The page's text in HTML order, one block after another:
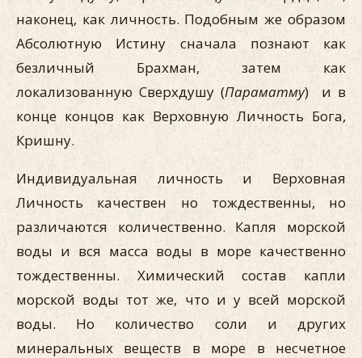
наконец, как личность. Подобным же образом
Абсолютную Истину сначала познают как
безличный Брахман, затем как
локализованную Сверхдушу (Параматму) и в
конце концов как Верховную Личность Бога,
Кришну.
Индивидуальная личность и Верховная
Личность качествен но тождественны, но
различаются количественно. Капля морской
воды и вся масса воды в море качественно
тождественны. Химический состав капли
морской воды тот же, что и у всей морской
воды. Но количество соли и других
минеральных веществ в море в несчетное